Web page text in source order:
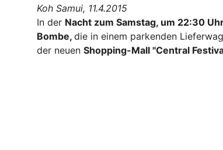
Koh Samui, 11.4.2015
In der Nacht zum Samstag, um 22:30
Bombe, die in einem parkenden
der neuen Shopping-Mall "Central